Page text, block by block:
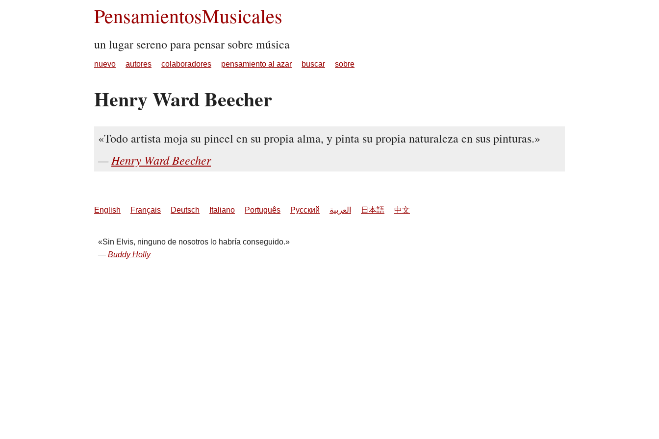
PensamientosMusicales
un lugar sereno para pensar sobre música
nuevo autores colaboradores pensamiento al azar buscar sobre
Henry Ward Beecher
Todo artista moja su pincel en su propia alma, y pinta su propia naturaleza en sus pinturas.
Henry Ward Beecher
English Français Deutsch Italiano Português Русский العربية 日本語 中文
Sin Elvis, ninguno de nosotros lo habría conseguido.
Buddy Holly